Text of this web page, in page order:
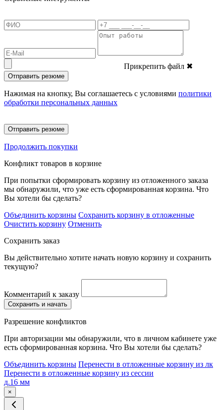
Прикрепить файл ✖
Отправить резюме
Нажимая на кнопку, Вы соглашаетесь с условиями политики
обработки персональных данных
Отправить резюме
Продолжить покупки
Конфликт товаров в корзине
При попытки сформировать корзину из отложенного заказа
мы обнаружили, что уже есть сформированная корзина. Что
Вы хотели бы сделать?
Объединить корзины Сохранить корзину в отложенные
Очистить корзину Отменить
Сохранить заказ
Вы действительно хотите начать новую корзину и сохранить
текущую?
Комментарий к заказу
Сохранить и начать
Разрешение конфликтов
При авторизации мы обнаружили, что в личном кабинете уже
есть сформированная корзина. Что Вы хотели бы сделать?
Объединить корзины Перенести в отложенные корзину из лк
Перенести в отложенные корзину из сессии
д.16 мм
×